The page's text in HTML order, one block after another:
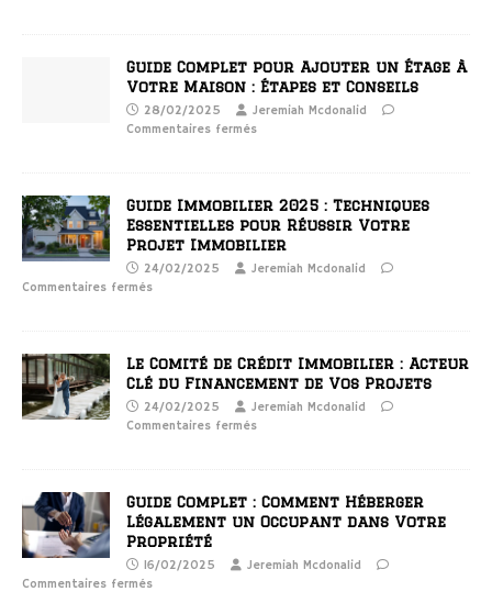
Guide Complet pour Ajouter un Étage à
Votre Maison : Étapes et Conseils
28/02/2025
Jeremiah Mcdonalid
Commentaires fermés
Guide Immobilier 2025 : Techniques
Essentielles pour Réussir Votre
Projet Immobilier
24/02/2025
Jeremiah Mcdonalid
Commentaires fermés
Le Comité de Crédit Immobilier : Acteur
Clé du Financement de Vos Projets
24/02/2025
Jeremiah Mcdonalid
Commentaires fermés
Guide Complet : Comment Héberger
Légalement un Occupant dans Votre
Propriété
16/02/2025
Jeremiah Mcdonalid
Commentaires fermés